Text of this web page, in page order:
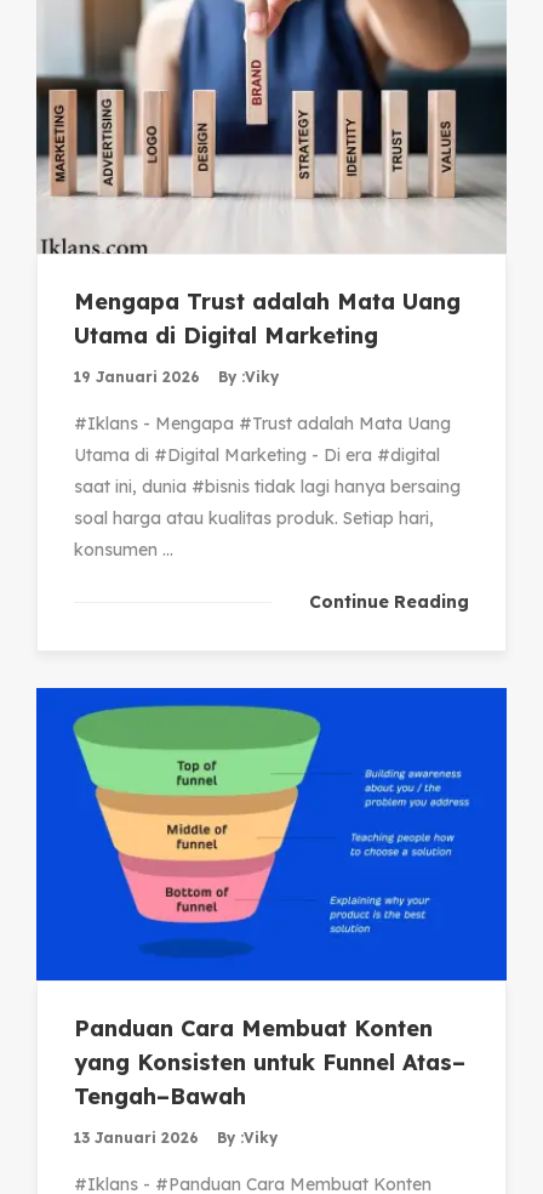
Mengapa Trust adalah Mata Uang
Utama di Digital Marketing
19 Januari 2026 By :Viky
#Iklans - Mengapa #Trust adalah Mata Uang
Utama di #Digital Marketing - Di era #digital
saat ini, dunia #bisnis tidak lagi hanya bersaing
soal harga atau kualitas produk. Setiap hari,
konsumen ...
Continue Reading
Panduan Cara Membuat Konten
yang Konsisten untuk Funnel Atas–
Tengah–Bawah
13 Januari 2026 By :Viky
#Iklans - #Panduan Cara Membuat Konten